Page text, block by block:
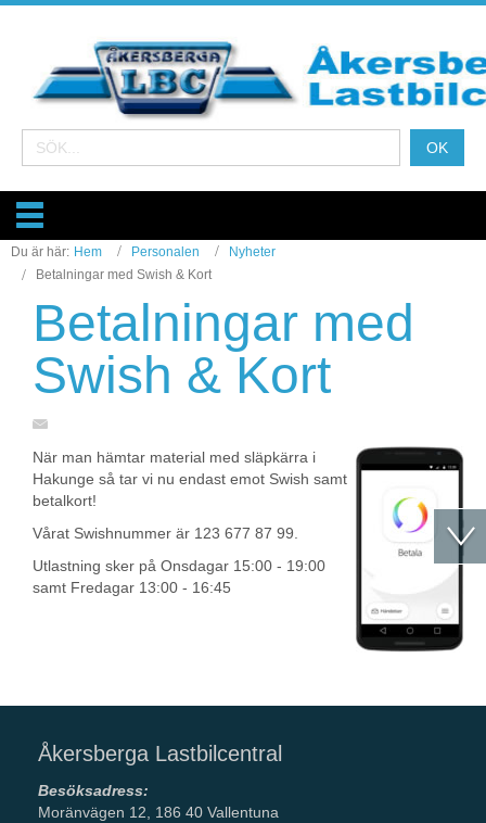
Du är här: Hem Personalen
Nyheter
Betalningar med Swish & Kort
Betalningar med
Swish & Kort
När man hämtar material med släpkärra i
Hakunge så tar vi nu endast emot Swish samt
betalkort!
Vårat Swishnummer är 123 677 87 99.
Utlastning sker på Onsdagar 15:00 - 19:00
samt Fredagar 13:00 - 16:45
Åkersberga Lastbilcentral
Besöksadress:
Moränvägen 12, 186 40 Vallentuna